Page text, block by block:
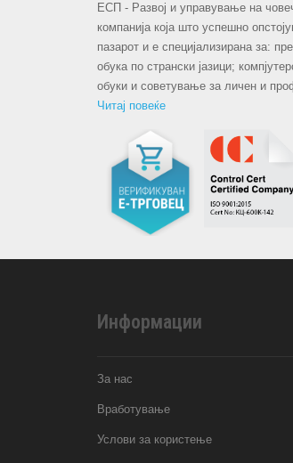
ЕСП - Развој и управување на
компанија која што успешно
пазарот и е специјализирана за:
обука по странски јазици;
обуки и советување за личен и
Читај повеќе
Информации
За нас
Вработување
Услови за користење